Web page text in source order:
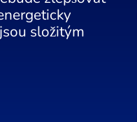
složitým